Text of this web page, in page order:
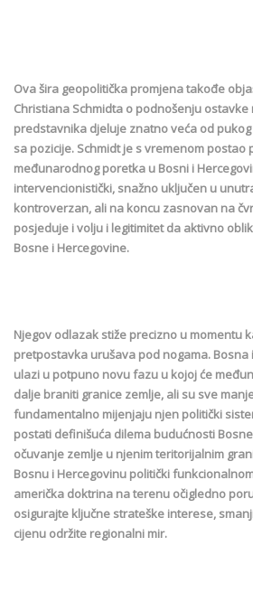
Ova šira geopolitička promjena takođe
Christiana Schmidta o podnošenju
predstavnika djeluje znatno veća od
sa pozicije. Schmidt je s vremenom postao
međunarodnog poretka u Bosni i
intervencionistički, snažno uključen u
kontroverzan, ali na koncu zasnovan na
posjeduje i volju i legitimitet da aktivno
Bosne i Hercegovine.
Njegov odlazak stiže precizno u momentu
pretpostavka urušava pod nogama. Bosna
ulazi u potpuno novu fazu u kojoj će
dalje braniti granice zemlje, ali su sve
fundamentalno mijenjaju njen politički
postati definišuća dilema budućnosti
očuvanje zemlje u njenim teritorijalnim
Bosnu i Hercegovinu politički
američka doktrina na terenu očigledno
osigurajte ključne strateške interese,
cijenu održite regionalni mir.